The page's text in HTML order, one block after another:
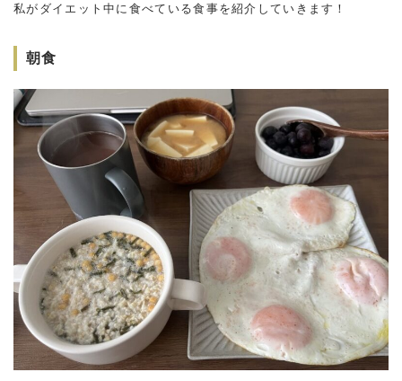
私がダイエット中に食べている食事を紹介していきます！
朝食